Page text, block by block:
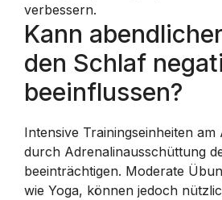
verbessern.
Kann
den Schlaf
beeinflussen?
Intensive Trainingseinheiten
durch Adrenalinausschüttung
beeinträchtigen. Moderate
wie Yoga, können jedoch